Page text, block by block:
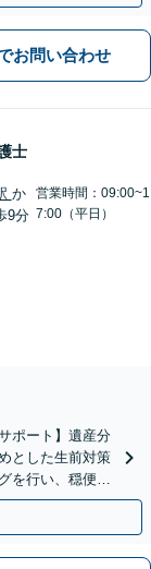
お問い合わせ
士
か
9分
営業時間：09:00~1
7:00（平日）
ポート】遺産分
とした生前対策
を行い、穏便な
可能】